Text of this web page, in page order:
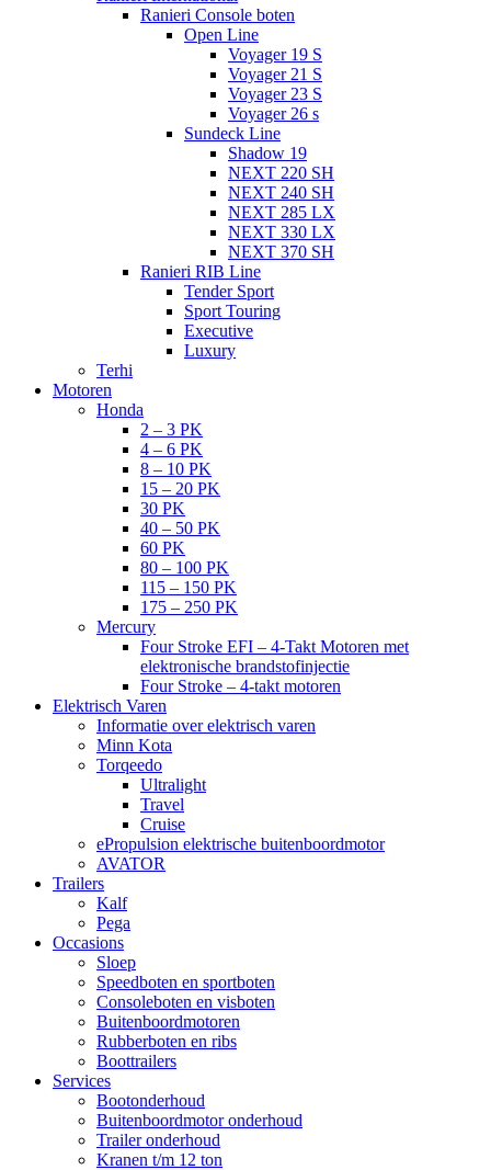
Ranieri Console boten
Open Line
Voyager 19 S
Voyager 21 S
Voyager 23 S
Voyager 26 s
Sundeck Line
Shadow 19
NEXT 220 SH
NEXT 240 SH
NEXT 285 LX
NEXT 330 LX
NEXT 370 SH
Ranieri RIB Line
Tender Sport
Sport Touring
Executive
Luxury
Terhi
Motoren
Honda
2 – 3 PK
4 – 6 PK
8 – 10 PK
15 – 20 PK
30 PK
40 – 50 PK
60 PK
80 – 100 PK
115 – 150 PK
175 – 250 PK
Mercury
Four Stroke EFI – 4-Takt Motoren met
elektronische brandstofinjectie
Four Stroke – 4-takt motoren
Elektrisch Varen
Informatie over elektrisch varen
Minn Kota
Torqeedo
Ultralight
Travel
Cruise
ePropulsion elektrische buitenboordmotor
AVATOR
Trailers
Kalf
Pega
Occasions
Sloep
Speedboten en sportboten
Consoleboten en visboten
Buitenboordmotoren
Rubberboten en ribs
Boottrailers
Services
Bootonderhoud
Buitenboordmotor onderhoud
Trailer onderhoud
Kranen t/m 12 ton